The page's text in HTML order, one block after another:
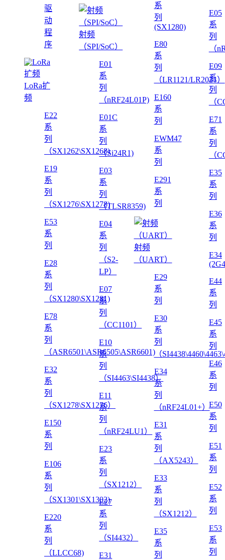
驱
动
程
序
LoRa扩
频
E22
系
列
（SX1262\SX1268)
E19
系
列
（SX1276\SX1278)
E53
系
列
E28
系
列
（SX1280\SX1281)
E78
系
列
（ASR6501\ASR6505\ASR6601)
E32
系
列
（SX1278\SX1276）
E150
系
列
E106
系
列
（SX1301\SX1302)
E220
系
列
（LLCC68)
射频
（SPI/SoC）
E01
系
列
（nRF24L01P)
E01C
系
列
（Si24R1)
E03
系
列
（TLSR8359)
E04
系
列
（S2-
LP）
E07
系
列
（CC1101）
E10
系
列
（SI4463\SI4438）
E11
系
列
（nRF24LU1）
E23
系
列
（SX1212）
E27
系
列
（SI4432）
E31
系
列
(SX1280)
E80
系
列
（LR1121/LR2021）
E160
系
列
EWM47
系
列
E291
系
列
射频
（UART）
E29
系
列
E30
系
列
（
E34
系
列
（nRF24L01+）
E31
系
列
（AX5243）
E33
系
列
（SX1212）
E35
系
列
E05
系
列
（
E09
系
列
（
E71
系
列
（
E35
系
列
E36
系
列
E34
E44
系
列
E45
系
列
E46
系
列
E50
系
列
E51
系
列
E52
系
列
E53
系
列